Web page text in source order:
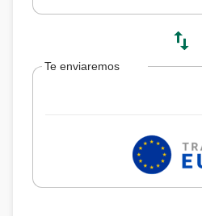
swap_vert
Te enviaremos